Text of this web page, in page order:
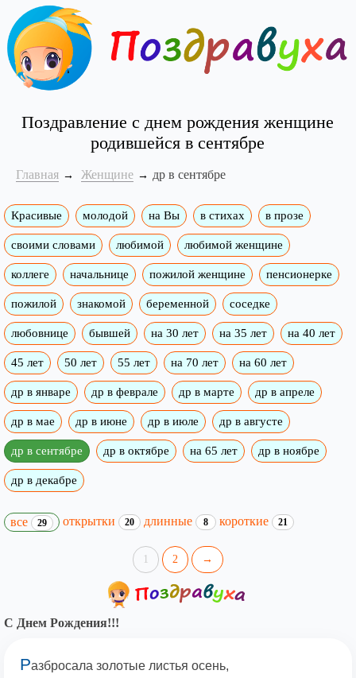
Поздравление с днем рождения женщине
родившейся в сентябре
Главная Женщине др в сентябре
Красивые молодой на Вы в стихах в прозе
своими словами любимой любимой женщине
коллеге начальнице пожилой женщине пенсионерке
пожилой знакомой беременной соседке
любовнице бывшей на 30 лет на 35 лет на 40 лет
45 лет 50 лет 55 лет на 70 лет на 60 лет
др в январе др в феврале др в марте др в апреле
др в мае др в июне др в июле др в августе
др в сентябре др в октябре на 65 лет др в ноябре
др в декабре
все 29 открытки 20 длинные 8 короткие 21
1 2 →
С Днем Рождения!!!
Разбросала золотые листья осень,